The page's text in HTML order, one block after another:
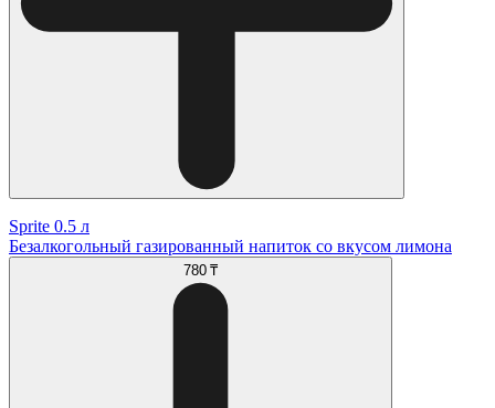
Sprite 0.5 л
Безалкогольный газированный напиток со вкусом лимона
780 ₸